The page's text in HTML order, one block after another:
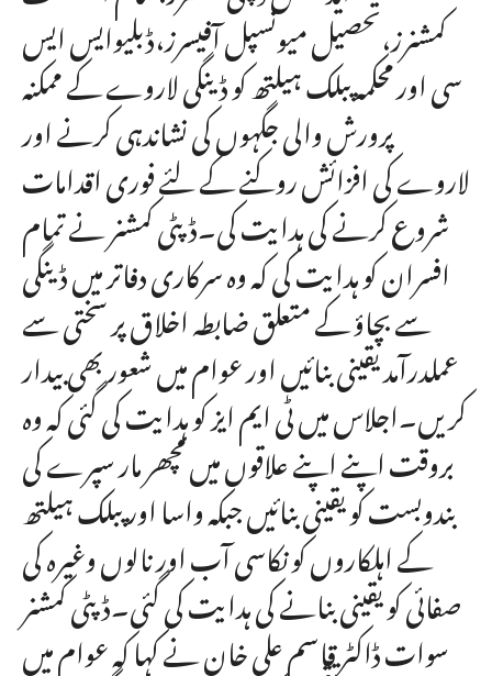
کمشنرز،تحصیل میونسپل آفیسرز،ڈبلیوایس ایس
سی اور محکمہ پبلک ہیلتھ کو ڈینگی لاروے کے ممکنہ
پرورش والی جگہوں کی نشاندہی کرنے اور
لاروے کی افزائش روکنے کے لئے فوری اقدامات
شروع کرنے کی ہدایت کی۔ڈپٹی کمشنر نے تمام
افسران کو ہدایت کی کہ وہ سرکاری دفاتر میں ڈینگی
سے بچاؤ کے متعلق ضابطہ اخلاق پر سختی سے
عملدرآمد یقینی بنائیں اور عوام میں شعور بھی بیدار
کریں۔اجلاس میں ٹی ایم ایز کو ہدایت کی گئی کہ وہ
بروقت اپنے اپنے علاقوں میں مچھر مار سپرے کی
بندوبست کو یقینی بنائیں جبکہ واسا اور پبلک ہیلتھ
کے اہلکاروں کو نکاسی آب اور نالوں وغیرہ کی
صفائی کو یقینی بنانے کی ہدایت کی گئی۔ڈپٹی کمشنر
سوات ڈاکٹر قاسم علی خان نے کہا کہ عوام میں